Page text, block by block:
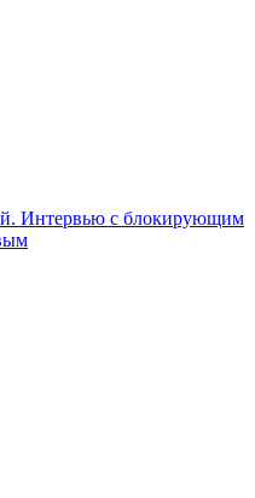
Интервью с блокирующим